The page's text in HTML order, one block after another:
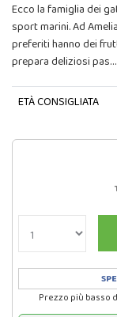
Ecco la famiglia dei
sport marini. Ad
preferiti hanno dei
prepara deliziosi pas…
ETÀ CONSIGLIATA
Prezzo più basso